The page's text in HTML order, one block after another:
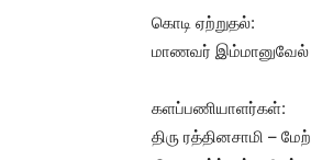
கொடி ஏற்றுதல்:
மாணவர்
களப்பணியாளர்கள்:
திரு ரத்தினசாமி –